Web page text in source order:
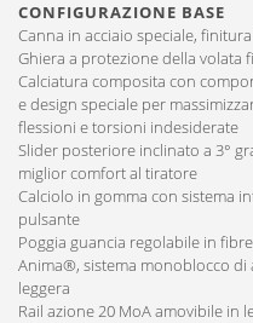
CONFIGURAZIONE BASE
Canna in acciaio speciale, finitura
Ghiera a protezione della volata
Calciatura composita con
e design speciale per
flessioni e torsioni indesiderate
Slider posteriore inclinato a 3°
miglior comfort al tiratore
Calciolo in gomma con sistema
pulsante
Poggia guancia regolabile in
Anima®, sistema monoblocco di
leggera
Rail azione 20 MoA amovibile in